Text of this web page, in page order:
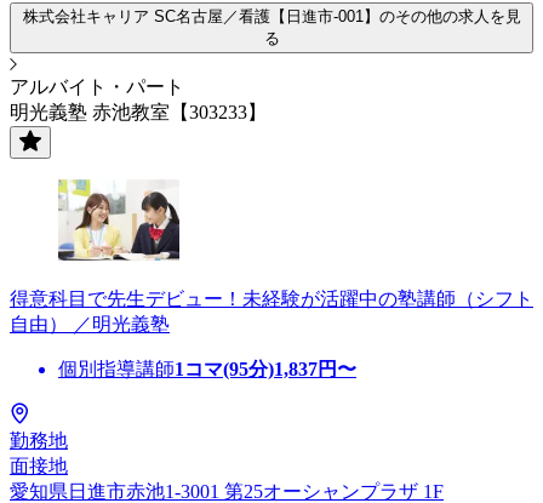
株式会社キャリア SC名古屋／看護【日進市-001】のその他の求人を見
る
アルバイト・パート
明光義塾 赤池教室【303233】
得意科目で先生デビュー！未経験が活躍中の塾講師（シフト
自由） ／明光義塾
個別指導講師1コマ(95分)1,837円〜
勤務地
面接地
愛知県日進市赤池1-3001 第25オーシャンプラザ 1F